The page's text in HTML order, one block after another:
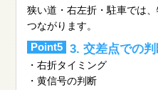
狭い道・右左折・駐車では
つながります。
Point5 3. 交差点での
・右折タイミング
・黄信号の判断